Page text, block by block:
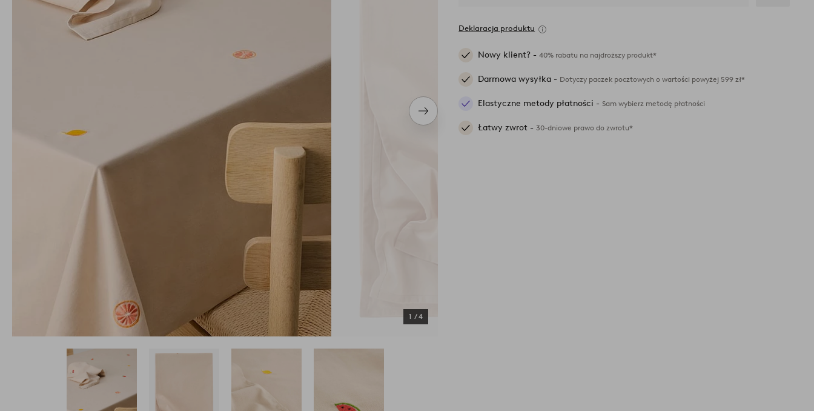
Następny
produkt
1 /4
Deklaracja produktu
Nowy klient? -40% rabatu na najdroższy produkt*
Darmowa wysyłka - Dotyczy paczek pocztowych o wartości powyżej 599 zł*
Elastyczne metody płatności -Sam wybierz metodę płatności
Łatwy zwrot -30-dniowe prawo do zwrotu*